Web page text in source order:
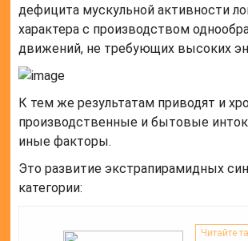
дефицита мускульной активности
характера с производством
движений, не требующих высоких
К тем же результатам приводят и
производственные и бытовые
иные факторы.
Это развитие экстрапирамидных
категории:
Читайте